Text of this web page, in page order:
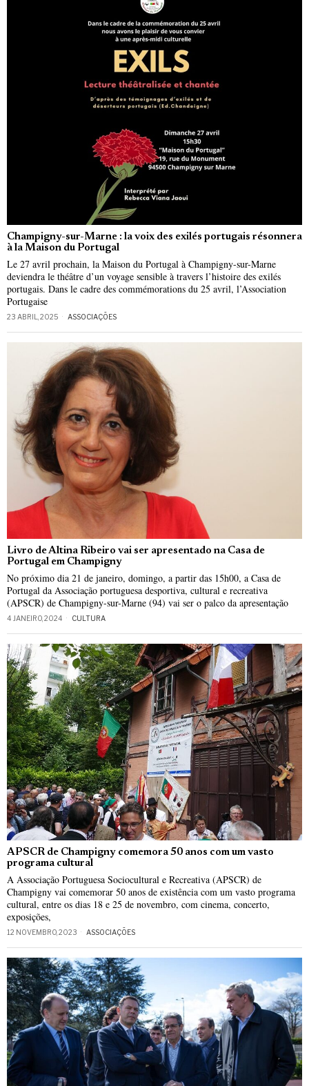
Champigny-sur-Marne : la voix des exilés portugais résonnera
à la Maison du Portugal
Le 27 avril prochain, la Maison du Portugal à Champigny-sur-Marne
deviendra le théâtre d’un voyage sensible à travers l’histoire des exilés
portugais. Dans le cadre des commémorations du 25 avril, l’Association
Portugaise
23 ABRIL, 2025 ASSOCIAÇÕES
Livro de Altina Ribeiro vai ser apresentado na Casa de
Portugal em Champigny
No próximo dia 21 de janeiro, domingo, a partir das 15h00, a Casa de
Portugal da Associação portuguesa desportiva, cultural e recreativa
(APSCR) de Champigny-sur-Marne (94) vai ser o palco da apresentação
4 JANEIRO, 2024 CULTURA
APSCR de Champigny comemora 50 anos com um vasto
programa cultural
A Associação Portuguesa Sociocultural e Recreativa (APSCR) de
Champigny vai comemorar 50 anos de existência com um vasto programa
cultural, entre os dias 18 e 25 de novembro, com cinema, concerto,
exposições,
12 NOVEMBRO, 2023 ASSOCIAÇÕES